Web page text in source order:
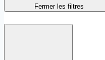
Fermer les filtres